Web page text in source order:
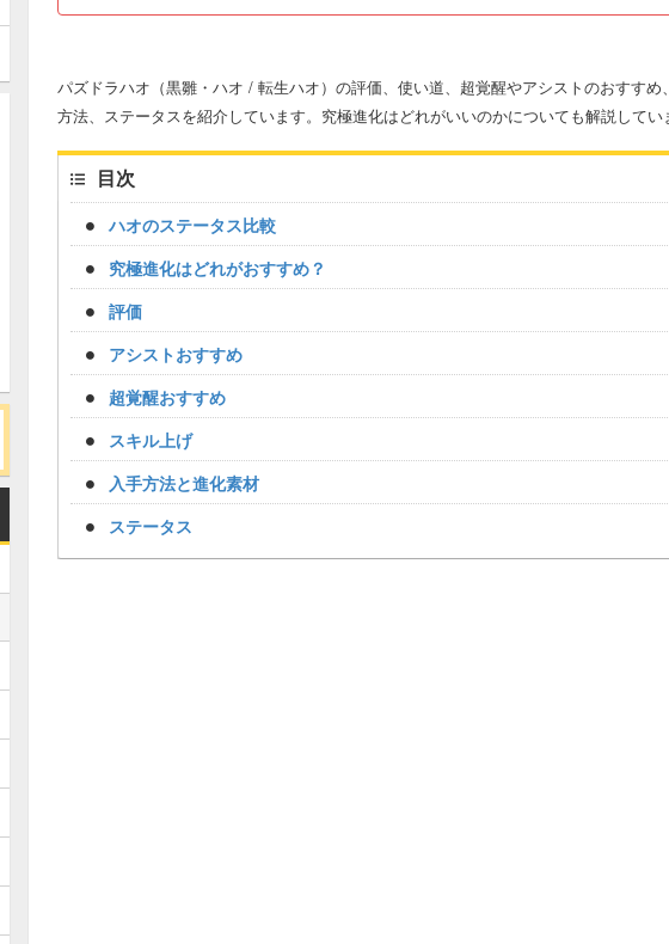
パズドラハオ（黒雛・ハオ / 転生ハオ）の評価、使い道、超覚醒やアシストのおすすめ
方法、ステータスを紹介しています。究極進化はどれがいいのかについても解説してい
目次
ハオのステータス比較
究極進化はどれがおすすめ？
評価
アシストおすすめ
超覚醒おすすめ
スキル上げ
入手方法と進化素材
ステータス